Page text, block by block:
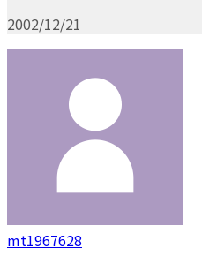
2002/12/21
mt1967628